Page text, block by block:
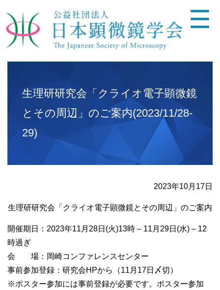
生理研研究会「クライオ電子顕微鏡
とその周辺」のご案内(2023/11/28-
29)
2023年10月17日
生理研研究会「クライオ電子顕微鏡とその周辺」のご案内
開催期日：2023年11月28日(火)13時 – 11月29日(水) – 12
時過ぎ
会 場：岡崎コンファレンスセンター
事前参加登録：研究会HPから（11月17日〆切）
※ポスター参加には事前登録が必要です。ポスター参加